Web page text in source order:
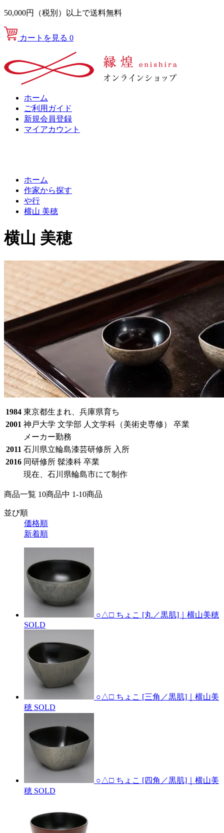
50,000円（税別）以上で送料無料
カートを見る 0
ホーム
ご利用ガイド
新規会員登録
マイアカウント
ホーム
作家から探す
や行
横山 美穂
横山 美穂
1984 東京都生まれ、兵庫県育ち
2001 神戸大学 文学部 人文学科（美術史専修） 卒業
メーカー勤務
2011 石川県立輪島漆芸研修所 入所
2016 同研修所 髹漆科 卒業
現在、石川県輪島市にて制作
商品一覧 10商品中 1-10商品
並び順
価格順
新着順
○△□ ちょこ [丸／黒肌]｜横山美穂
SOLD
○△□ ちょこ [三角／黒肌]｜横山美
穂 SOLD
○△□ ちょこ [四角／黒肌]｜横山美
穂 SOLD